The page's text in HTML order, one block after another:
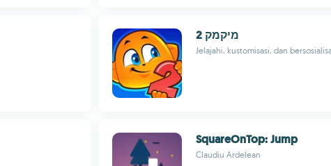
מיקמק 2
Jelajahi, kustomisasi, dan
SquareOnTop: Jump
Claudiu Ardelean